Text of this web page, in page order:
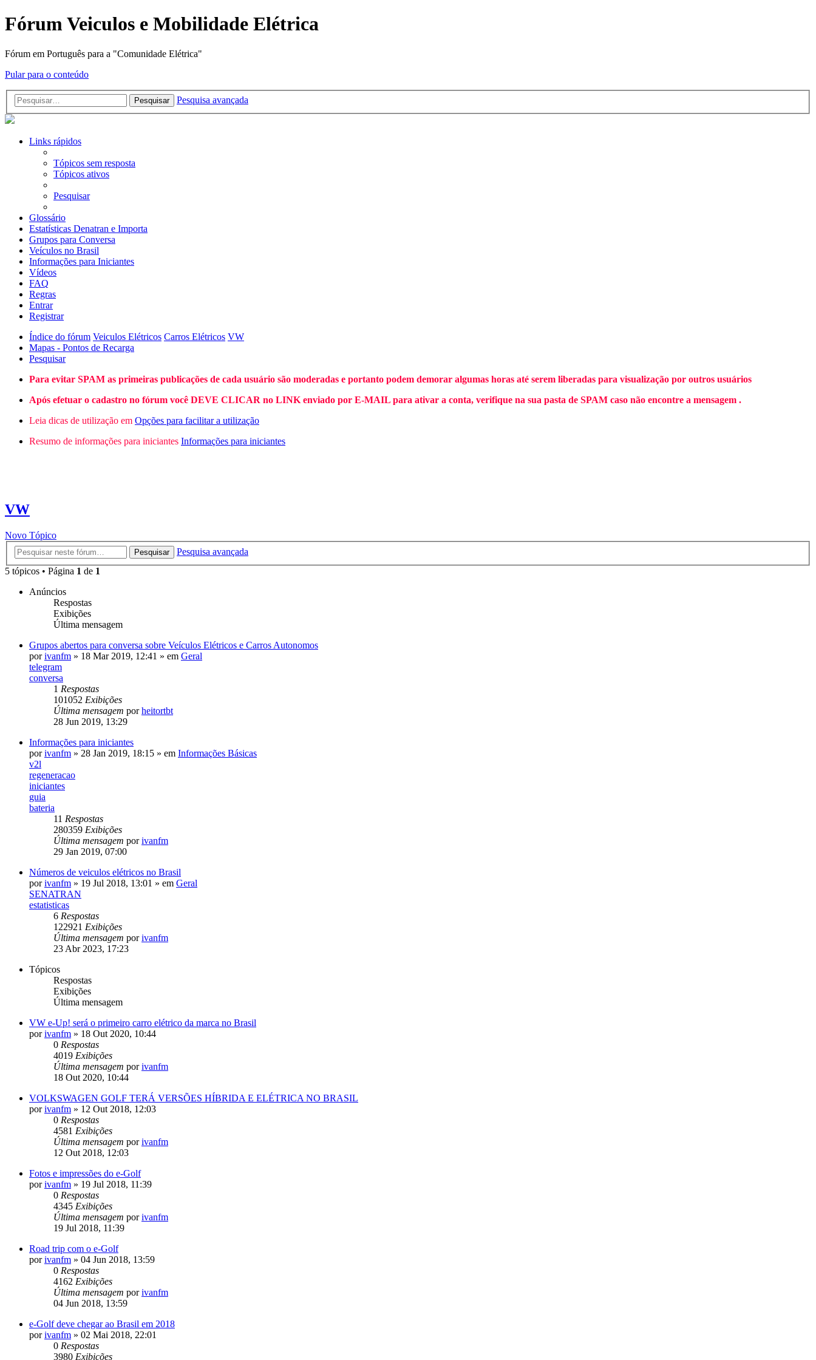
Fórum Veiculos e Mobilidade Elétrica
Fórum em Português para a "Comunidade Elétrica"
Pular para o conteúdo
Pesquisar Pesquisa avançada
Links rápidos
Tópicos sem resposta
Tópicos ativos
Pesquisar
Glossário
Estatísticas Denatran e Importa
Grupos para Conversa
Veículos no Brasil
Informações para Iniciantes
Vídeos
FAQ
Regras
Entrar
Registrar
Índice do fórum Veiculos Elétricos Carros Elétricos VW
Mapas - Pontos de Recarga
Pesquisar
Para evitar SPAM as primeiras publicações de cada usuário são moderadas e portanto podem demorar algumas horas até serem liberadas para visualização por outros usuários
Após efetuar o cadastro no fórum você DEVE CLICAR no LINK enviado por E-MAIL para ativar a conta, verifique na sua pasta de SPAM caso não encontre a mensagem .
Leia dicas de utilização em Opções para facilitar a utilização
Resumo de informações para iniciantes Informações para iniciantes
VW
Novo Tópico
Pesquisar
Pesquisa avançada
5 tópicos • Página 1 de 1
Anúncios
Respostas
Exibições
Última mensagem
Grupos abertos para conversa sobre Veículos Elétricos e Carros Autonomos
porivanfm » 18 Mar 2019, 12:41 » em Geral
telegram
conversa
1 Respostas
101052 Exibições
Última mensagem porheitortbt
28 Jun 2019, 13:29
Informações para iniciantes
porivanfm » 28 Jan 2019, 18:15 » em Informações Básicas
v2l
regeneracao
iniciantes
guia
bateria
11 Respostas
280359 Exibições
Última mensagem porivanfm
29 Jan 2019, 07:00
Números de veiculos elétricos no Brasil
porivanfm » 19 Jul 2018, 13:01 » em Geral
SENATRAN
estatisticas
6 Respostas
122921 Exibições
Última mensagem porivanfm
23 Abr 2023, 17:23
Tópicos
Respostas
Exibições
Última mensagem
VW e-Up! será o primeiro carro elétrico da marca no Brasil
porivanfm » 18 Out 2020, 10:44
0 Respostas
4019 Exibições
Última mensagem porivanfm
18 Out 2020, 10:44
VOLKSWAGEN GOLF TERÁ VERSÕES HÍBRIDA E ELÉTRICA NO BRASIL
porivanfm » 12 Out 2018, 12:03
0 Respostas
4581 Exibições
Última mensagem porivanfm
12 Out 2018, 12:03
Fotos e impressões do e-Golf
porivanfm » 19 Jul 2018, 11:39
0 Respostas
4345 Exibições
Última mensagem porivanfm
19 Jul 2018, 11:39
Road trip com o e-Golf
porivanfm » 04 Jun 2018, 13:59
0 Respostas
4162 Exibições
Última mensagem porivanfm
04 Jun 2018, 13:59
e-Golf deve chegar ao Brasil em 2018
porivanfm » 02 Mai 2018, 22:01
0 Respostas
3980 Exibições